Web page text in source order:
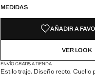
MEDIDAS
AÑADIR A
VER LOOK
ENVÍO GRATIS A TIENDA
Estilo traje. Diseño recto. Cuello